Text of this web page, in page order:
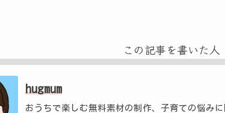
この記事を書いた人
hugmum
おうちで楽しむ無料素材の制作、子育ての悩み